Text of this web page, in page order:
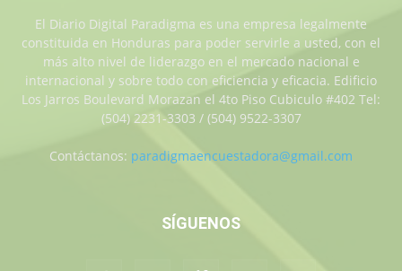
El Diario Digital Paradigma es una empresa legalmente
constituida en Honduras para poder servirle a usted, con el
más alto nivel de liderazgo en el mercado nacional e
internacional y sobre todo con eficiencia y eficacia. Edificio
Los Jarros Boulevard Morazan el 4to Piso Cubiculo #402 Tel:
(504) 2231-3303 / (504) 9522-3307
Contáctanos: paradigmaencuestadora@gmail.com
SÍGUENOS